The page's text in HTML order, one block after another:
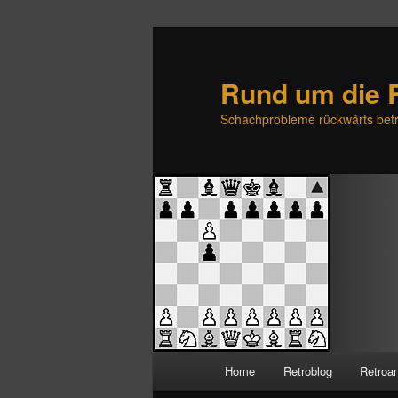
Rund um die
Schachprobleme rückwärts
Zum
Zum
Home Retroblog